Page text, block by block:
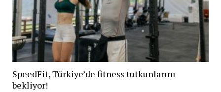
SpeedFit, Türkiye’de fitness tutkunlarını
bekliyor!